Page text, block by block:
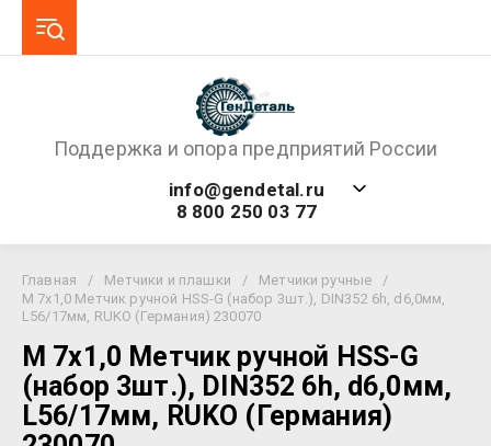
Поддержка и опора предприятий России
info@gendetal.ru
8 800 250 03 77
Главная / Метчики и плашки / Метчики ручные
/
М 7х1,0 Метчик ручной HSS-G (набор 3шт.), DIN352 6h, d6,0мм,
L56/17мм, RUKO (Германия) 230070
М 7х1,0 Метчик ручной HSS-G
(набор 3шт.), DIN352 6h, d6,0мм,
L56/17мм, RUKO (Германия)